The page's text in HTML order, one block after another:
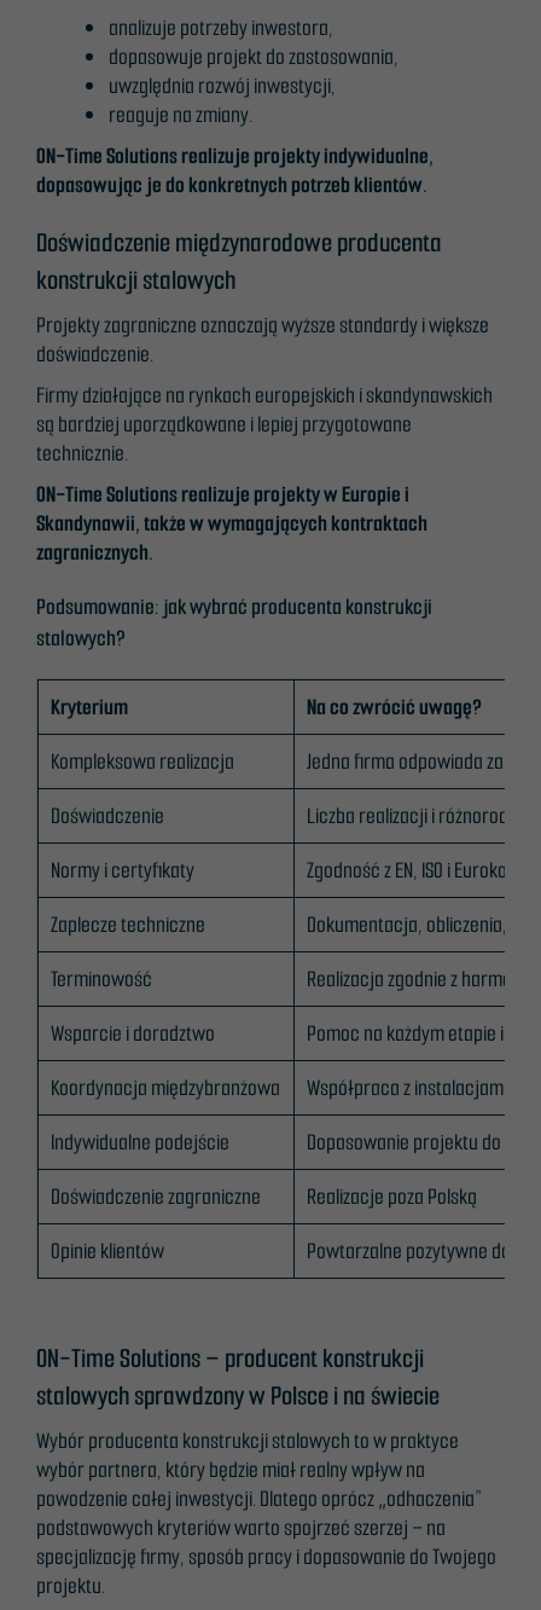
analizuje potrzeby inwestora,
dopasowuje projekt do zastosowania,
uwzględnia rozwój inwestycji,
reaguje na zmiany.
ON-Time Solutions realizuje projekty indywidualne,
dopasowując je do konkretnych potrzeb klientów.
Doświadczenie międzynarodowe producenta
konstrukcji stalowych
Projekty zagraniczne oznaczają wyższe standardy i większe
doświadczenie.
Firmy działające na rynkach europejskich i skandynawskich
są bardziej uporządkowane i lepiej przygotowane
technicznie.
ON-Time Solutions realizuje projekty w Europie i
Skandynawii, także w wymagających kontraktach
zagranicznych.
Podsumowanie: jak wybrać producenta konstrukcji
stalowych?
Kryterium
Na co zwrócić uwagę?
Kompleksowa realizacja
Jedna firma odpowiada za
Doświadczenie
Liczba realizacji i
Normy i certyfikaty
Zgodność z EN, ISO i
Zaplecze techniczne
Dokumentacja, obliczenia,
Terminowość
Realizacja zgodnie z
Wsparcie i doradztwo
Pomoc na każdym etapie
Koordynacja międzybranżowa
Współpraca z instalacjami i
Indywidualne podejście
Dopasowanie projektu do
Doświadczenie zagraniczne
Realizacje poza Polską
Opinie klientów
Powtarzalne pozytywne
ON-Time Solutions – producent konstrukcji
stalowych sprawdzony w Polsce i na świecie
Wybór producenta konstrukcji stalowych to w praktyce
wybór partnera, który będzie miał realny wpływ na
powodzenie całej inwestycji. Dlatego oprócz „odhaczenia”
podstawowych kryteriów warto spojrzeć szerzej – na
specjalizację firmy, sposób pracy i dopasowanie do Twojego
projektu.
Marketing
Udostępniając
swoje
zachowania
podczas
strony, zwiększasz
spersonalizowanych